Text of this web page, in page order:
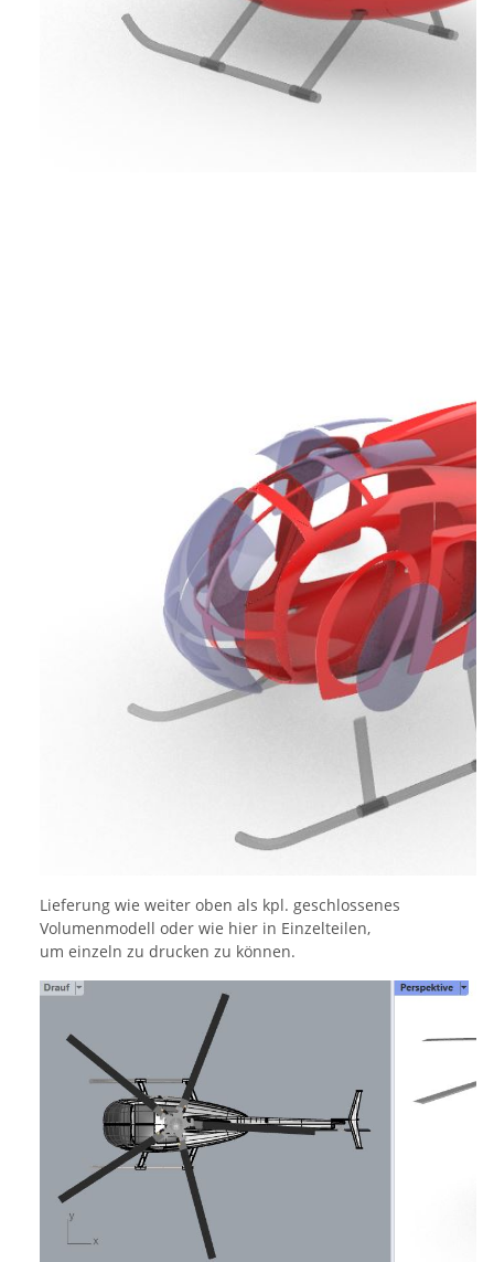
Lieferung wie weiter oben als kpl. geschlossenes
Volumenmodell oder wie hier in Einzelteilen,
um einzeln zu drucken zu können.